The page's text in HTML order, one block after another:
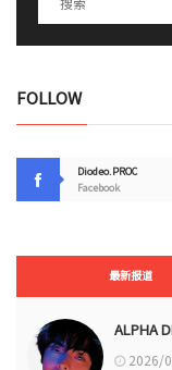
FOLLOW
Diodeo.PROC
Facebook
最新报道
ALPHA
2026/